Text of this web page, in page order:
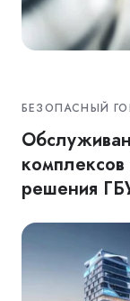
БЕЗОПАСНЫЙ
решения